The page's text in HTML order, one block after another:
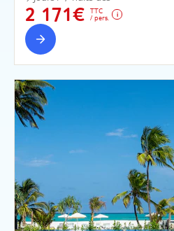
2 171€
TTC
/ pers.